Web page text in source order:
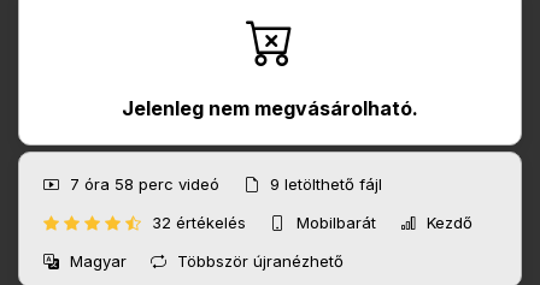
Jelenleg nem megvásárolható.
7 óra 58 perc videó 9 letölthető fájl
32 értékelés
Mobilbarát
Kezdő
Magyar
Többször újranézhető